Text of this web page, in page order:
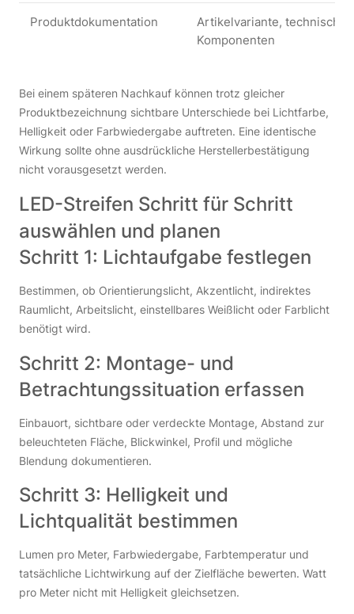
Produktdokumentation
Artikelvariante, technische
Komponenten
Bei einem späteren Nachkauf können trotz gleicher
Produktbezeichnung sichtbare Unterschiede bei Lichtfarbe,
Helligkeit oder Farbwiedergabe auftreten. Eine identische
Wirkung sollte ohne ausdrückliche Herstellerbestätigung
nicht vorausgesetzt werden.
LED-Streifen Schritt für Schritt
auswählen und planen
Schritt 1: Lichtaufgabe festlegen
Bestimmen, ob Orientierungslicht, Akzentlicht, indirektes
Raumlicht, Arbeitslicht, einstellbares Weißlicht oder Farblicht
benötigt wird.
Schritt 2: Montage- und
Betrachtungssituation erfassen
Einbauort, sichtbare oder verdeckte Montage, Abstand zur
beleuchteten Fläche, Blickwinkel, Profil und mögliche
Blendung dokumentieren.
Schritt 3: Helligkeit und
Lichtqualität bestimmen
Lumen pro Meter, Farbwiedergabe, Farbtemperatur und
tatsächliche Lichtwirkung auf der Zielfläche bewerten. Watt
pro Meter nicht mit Helligkeit gleichsetzen.